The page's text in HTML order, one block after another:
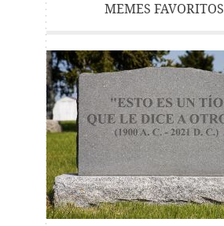
MEMES FAVORITOS